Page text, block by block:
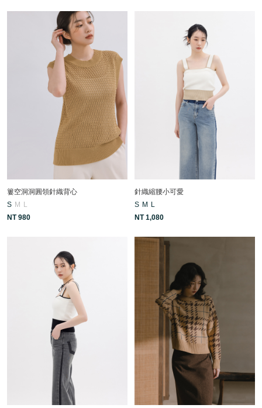
簍空洞洞圓領針織背心
S M
L
NT 980
針織縮腰小可愛
S M
L
NT 1,080